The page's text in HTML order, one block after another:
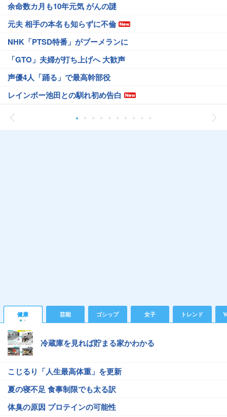
余命数カ月も10年元気 がんの謎
元夫 相手の本名も知らずに不倫
NHK「PTSD特番」がブーメランに
「GTO」夫婦が打ち上げへ 大歓声
声優4人「踊る」で最高幹部役
レインボー池田との馴れ初め告白
健康 芸能 ゴシップ 女子 トレンド
冷蔵庫を見れば貯まる家かわかる
こじるり「人生最高体重」を更新
夏の寝不足 食事制限でも太る訳
体臭の原因 プロテインの可能性